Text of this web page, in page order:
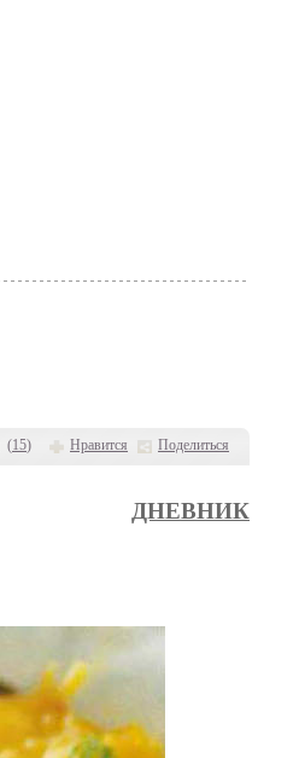
(15) Нравится Поделиться
ДНЕВНИК